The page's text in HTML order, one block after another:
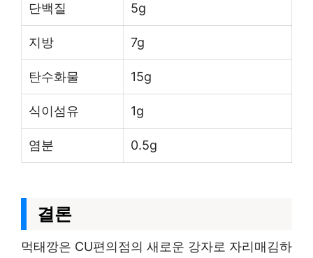
단백질 5g
지방 7g
탄수화물 15g
식이섬유 1g
염분 0.5g
결론
먹태깡은 CU편의점의 새로운 강자로 자리매김하